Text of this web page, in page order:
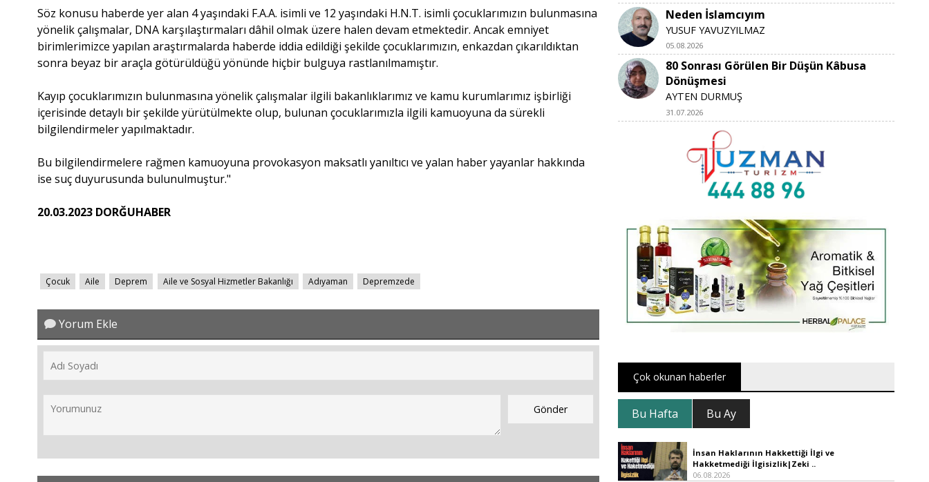
Söz konusu haberde yer alan 4 yaşındaki F.A.A. isimli ve 12 yaşındaki H.N.T. isimli çocuklarımızın bulunmasına
yönelik çalışmalar, DNA karşılaştırmaları dâhil olmak üzere halen devam etmektedir. Ancak emniyet
birimlerimizce yapılan araştırmalarda haberde iddia edildiği şekilde çocuklarımızın, enkazdan çıkarıldıktan
sonra beyaz bir araçla götürüldüğü yönünde hiçbir bulguya rastlanılmamıştır.
Kayıp çocuklarımızın bulunmasına yönelik çalışmalar ilgili bakanlıklarımız ve kamu kurumlarımız işbirliği
içerisinde detaylı bir şekilde yürütülmekte olup, bulunan çocuklarımızla ilgili kamuoyuna da sürekli
bilgilendirmeler yapılmaktadır.
Bu bilgilendirmelere rağmen kamuoyuna provokasyon maksatlı yanıltıcı ve yalan haber yayanlar hakkında
ise suç duyurusunda bulunulmuştur."
20.03.2023 DORĞUHABER
Çocuk Aile Deprem Aile ve Sosyal Hizmetler Bakanlığı Adıyaman Depremzede
Yorum Ekle
Neden İslamcıyım
YUSUF YAVUZYILMAZ
05.08.2026
80 Sonrası Görülen Bir Düşün Kâbusa
Dönüşmesi
AYTEN DURMUŞ
31.07.2026
Çok okunan haberler
Bu Hafta Bu Ay
İnsan Haklarının Hakkettiği İlgi ve
Hakketmediği İlgisizlik|Zeki ..
06.08.2026